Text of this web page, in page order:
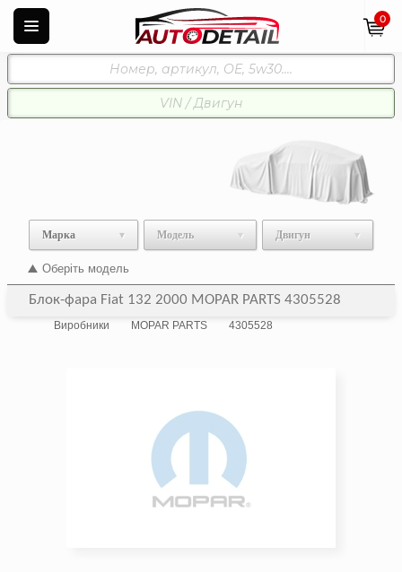
0
Марка Модель Двигун
Оберіть модель
Блок-фара Fiat 132 2000 MOPAR PARTS 4305528
Виробники MOPAR PARTS 4305528